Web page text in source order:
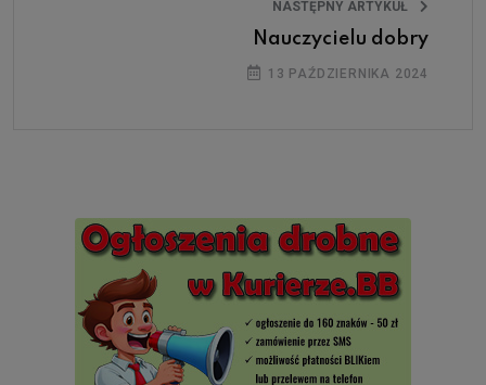
NASTĘPNY ARTYKUŁ
Nauczycielu dobry
13 PAŹDZIERNIKA 2024